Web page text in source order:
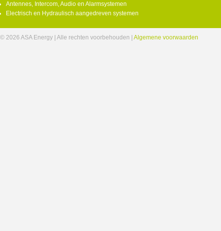
Antennes, Intercom, Audio en Alarmsystemen
Electrisch en Hydraulisch aangedreven systemen
© 2026 ASA Energy | Alle rechten voorbehouden | Algemene voorwaarden